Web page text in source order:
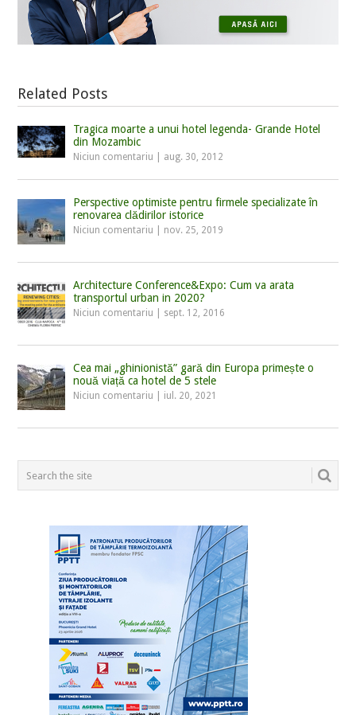
Related Posts
Tragica moarte a unui hotel legenda- Grande Hotel
din Mozambic
Niciun comentariu aug. 30, 2012
Perspective optimiste pentru firmele specializate în
renovarea clădirilor istorice
Niciun comentariu nov. 25, 2019
Architecture Conference&Expo: Cum va arata
transportul urban in 2020?
Niciun comentariu sept. 12, 2016
Cea mai „ghinionistă” gară din Europa primește o
nouă viață ca hotel de 5 stele
Niciun comentariu iul. 20, 2021